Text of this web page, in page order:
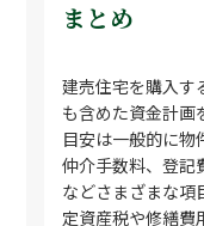
まとめ
建売住宅を購入す
も含めた資金計画
目安は一般的に物
仲介手数料、登記
などさまざまな項
定資産税や修繕費